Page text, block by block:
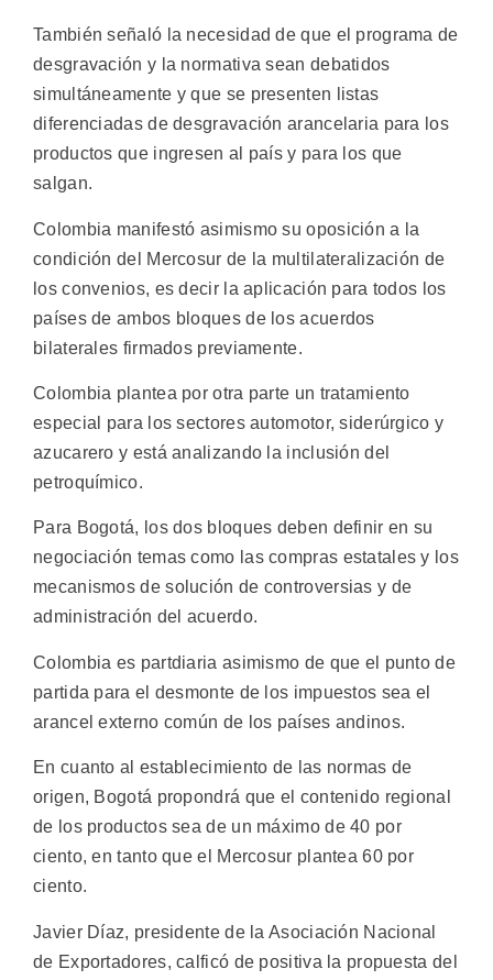
También señaló la necesidad de que el programa de
desgravación y la normativa sean debatidos
simultáneamente y que se presenten listas
diferenciadas de desgravación arancelaria para los
productos que ingresen al país y para los que
salgan.
Colombia manifestó asimismo su oposición a la
condición del Mercosur de la multilateralización de
los convenios, es decir la aplicación para todos los
países de ambos bloques de los acuerdos
bilaterales firmados previamente.
Colombia plantea por otra parte un tratamiento
especial para los sectores automotor, siderúrgico y
azucarero y está analizando la inclusión del
petroquímico.
Para Bogotá, los dos bloques deben definir en su
negociación temas como las compras estatales y los
mecanismos de solución de controversias y de
administración del acuerdo.
Colombia es partdiaria asimismo de que el punto de
partida para el desmonte de los impuestos sea el
arancel externo común de los países andinos.
En cuanto al establecimiento de las normas de
origen, Bogotá propondrá que el contenido regional
de los productos sea de un máximo de 40 por
ciento, en tanto que el Mercosur plantea 60 por
ciento.
Javier Díaz, presidente de la Asociación Nacional
de Exportadores, calficó de positiva la propuesta del